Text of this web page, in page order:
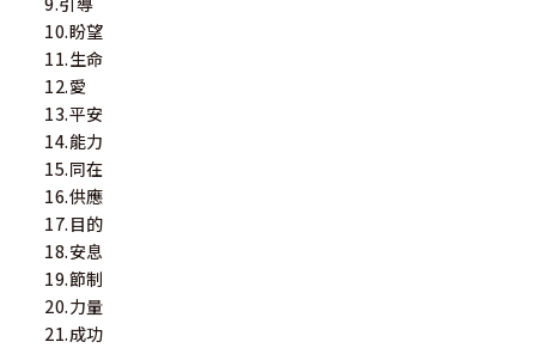
10.盼望
11.生命
12.愛
13.平安
14.能力
15.同在
16.供應
17.目的
18.安息
19.節制
20.力量
21.成功